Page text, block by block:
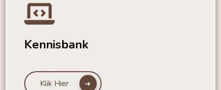
Kennisbank
Klik Hier